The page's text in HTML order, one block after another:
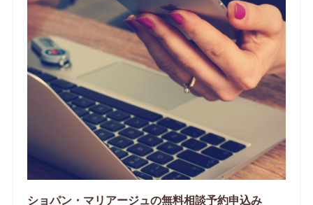
ショパン・マリアージュの無料相談予約申込み